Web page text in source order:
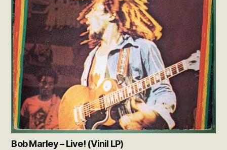
Bob Marley – Live! (Vinil LP)